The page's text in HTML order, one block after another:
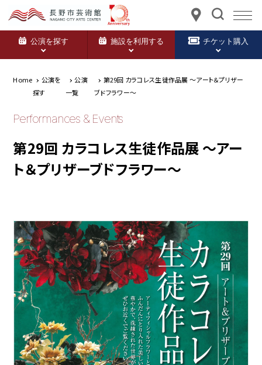
公演を探す 施設を利用する チケット購入
Home
公演を
探す
公演
一覧
第29回 カラコレス生徒作品展 ～アート＆プリザー
ブドフラワー～
Performances & Events
第29回 カラコレス生徒作品展 ～アー
ト＆プリザーブドフラワー～